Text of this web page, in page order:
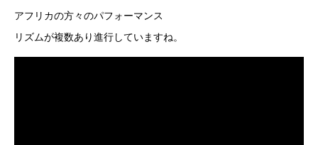
アフリカの方々のパフォーマンス
リズムが複数あり進行していますね。